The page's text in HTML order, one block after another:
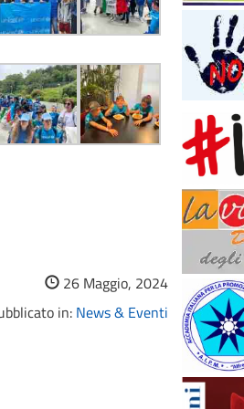
26 Maggio, 2024
in: News & Eventi